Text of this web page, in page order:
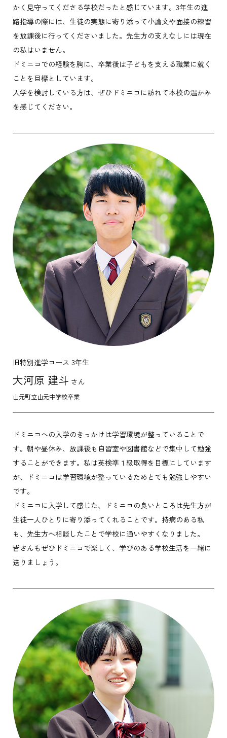
かく見守ってくださる学校だったと感じています。3年生の進
路指導の際には、生徒の実態に寄り添って小論文や面接の練習
を放課後に行ってくださいました。先生方の支えなしには現在
の私はいません。
ドミニコでの経験を胸に、卒業後は子どもを支える職業に就く
ことを目標としています。
入学を検討している方は、ぜひドミニコに訪れて本校の温かみ
を感じてください。
旧特別進学コース 3年生
大河原 建斗 さん
山元町立山元中学校卒業
ドミニコへの入学のきっかけは学習環境が整っていることで
す。朝や昼休み、放課後も自習室や図書館などで集中して勉強
することができます。私は英検準１級取得を目標にしています
が、ドミニコは学習環境が整っているためとても勉強しやすい
です。
ドミニコに入学して感じた、ドミニコの良いところは先生方が
生徒一人ひとりに寄り添ってくれることです。持病のある私
も、先生方へ相談したことで学校に通いやすくなりました。
皆さんもぜひドミニコで楽しく、学びのある学校生活を一緒に
送りましょう。